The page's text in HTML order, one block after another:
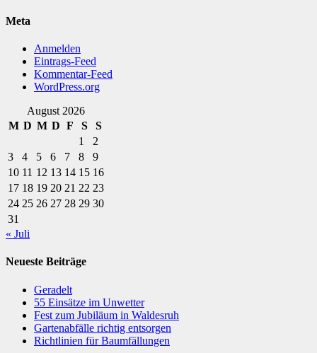
Meta
Anmelden
Eintrags-Feed
Kommentar-Feed
WordPress.org
August 2026
M D M D F S
S
1
2
3
4 5 6 7 8
9
10 11 12 13 14 15 16
17 18 19 20 21 22 23
24 25 26 27 28 29 30
31
« Juli
Neueste Beiträge
Geradelt
​55 Einsätze im Unwetter
Fest zum Jubiläum in Waldesruh
Gartenabfälle richtig entsorgen
Richtlinien für Baumfällungen